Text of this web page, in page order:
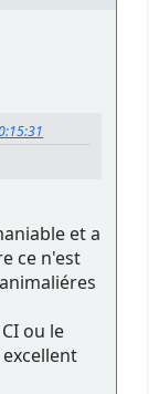
et a
ce n'est
ou le